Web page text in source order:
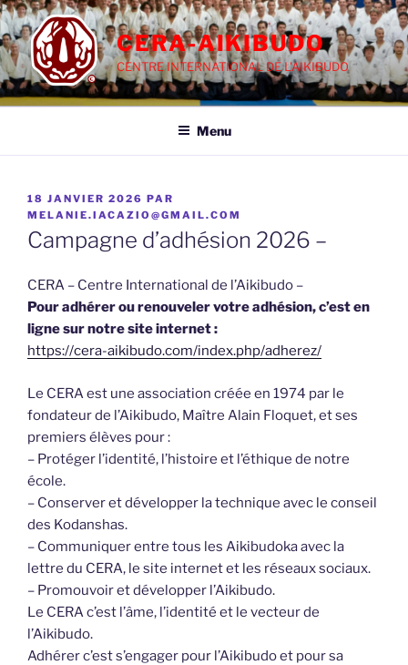
Aller
au
contenu
principal
CERA-AIKIBUDO
CENTRE INTERNATIONAL DE L'AIKIBUDO
Menu
PUBLIÉ
LE
18 JANVIER 2026 PAR
MELANIE.IACAZIO@GMAIL.COM
Campagne d’adhésion 2026 –
CERA – Centre International de l’Aikibudo –
Pour adhérer ou renouveler votre adhésion, c’est en
ligne sur notre site internet :
https://cera-aikibudo.com/index.php/adherez/
Le CERA est une association créée en 1974 par le
fondateur de l’Aikibudo, Maître Alain Floquet, et ses
premiers élèves pour :
– Protéger l’identité, l’histoire et l’éthique de notre
école.
– Conserver et développer la technique avec le conseil
des Kodanshas.
– Communiquer entre tous les Aikibudoka avec la
lettre du CERA, le site internet et les réseaux sociaux.
– Promouvoir et développer l’Aikibudo.
Le CERA c’est l’âme, l’identité et le vecteur de
l’Aikibudo.
Adhérer c’est s’engager pour l’Aikibudo et pour sa